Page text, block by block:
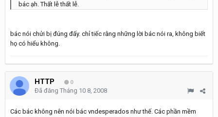
bác ạh. Thất lễ thất lễ.
bác nói chửi bị đúng đấy. chỉ tiếc rằng những lời bác nói ra, không biết
họ có hiểu không.
HTTP 0
Đã đăng Tháng 10 8, 2008
Các bác không nên nói bác vndesperados như thế. Các phần mềm